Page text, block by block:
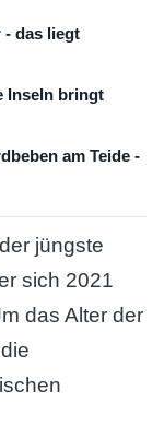
das liegt
Inseln bringt
am Teide -
jüngste
sich 2021
das Alter der